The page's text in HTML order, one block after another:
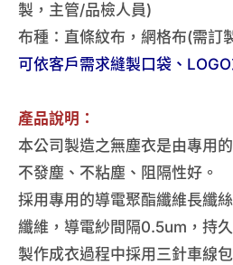
製，主管/品檢人員)
布種：直條紋布，網格布(需訂
可依客戶需求縫製口袋、
產品說明：
本公司製造之無塵衣是由專用
不發塵、不粘塵、阻隔性好。
採用專用的導電聚酯纖維長纖
纖維，導電紗間隔0.5um，持
製作成衣過程中採用三針車線